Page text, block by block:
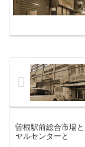
曽根駅前総合市場
ヤルセンターと